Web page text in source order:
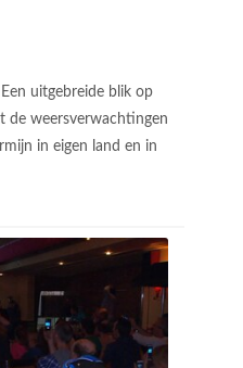
Een uitgebreide blik op
de weersverwachtingen
in eigen land en in